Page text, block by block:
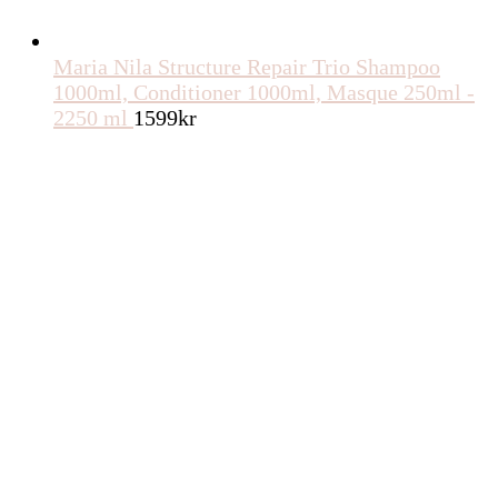
Maria Nila Structure Repair Trio Shampoo
1000ml, Conditioner 1000ml, Masque 250ml -
2250 ml 1599kr